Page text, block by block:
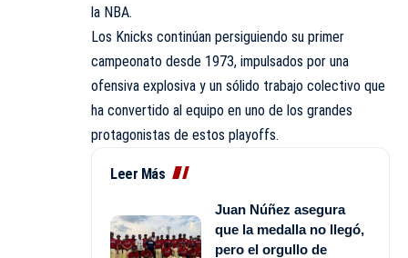
la NBA.
Los Knicks continúan persiguiendo su primer
campeonato desde 1973, impulsados por una
ofensiva explosiva y un sólido trabajo colectivo que
ha convertido al equipo en uno de los grandes
protagonistas de estos playoffs.
Leer Más
Juan Núñez asegura
que la medalla no llegó,
pero el orgullo de